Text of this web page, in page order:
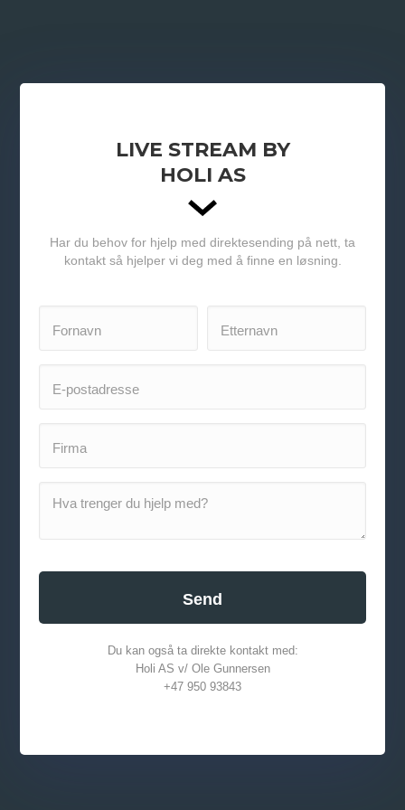
LIVE STREAM BY
HOLI AS
Har du behov for hjelp med direktesending på nett, ta
kontakt så hjelper vi deg med å finne en løsning.
Du kan også ta direkte kontakt med:
Holi AS v/ Ole Gunnersen
+47 950 93843